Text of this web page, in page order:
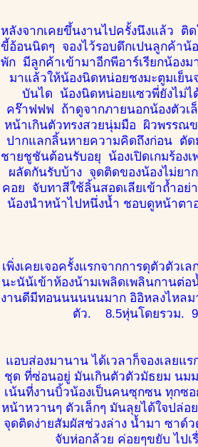
หลังจากเคยขึ้นงานไปครั้งนึงแล้ว ติ
ขี้อ้อนนิดๆ จองไว้รอบดึกเปนลูกค้าน้
พัก มีลูกค้าเข้ามาอีกพีอาร์เรียกน้อง
มาแล้วให้น้องนิดหน่อยชงมะตูมเย็
บันได น้องนิดหน่อยแซวพี่ยังไม่ไ
คร๊าฟฟฟ ถ้าดูจากภายนอกน้องตัวเ
หน้าเกินตัวทรงสวยนุ่มมือ ผิวพรรณข
ปากแลกลิ้นหายความคิดถึงก่อน ตัด
ชายชูชันต้อนรับอยุ น้องเปิดเกมร้อง
ผลัดกันรับบ้าง จุดติดของน้องไม่ยา
คอย จับทาสีใช้ลิ้นสอดเลียเข้าถ้ำอย่
น้องนำหน้าไปหนึ่งน้ำ ชอบดูหน้าตา
เพิ่งเคยเจอครั้งแรกจากการดุตัวตัว
นะนัน้เข้าห้องน้ามเพลิดเพลินกานต่
งานดีมีทอนนนนนนมาก อิอิหลงไหล
ตัว. 8.5หุ่นโดยรวม. 9
แอบส่องมานาน ได้เวลาก็จองเลยแ
ชุด ที่ซ่อนอยู่ มันเกินตัวตัวมัธยม นม
เน้นที่งานบิ้วน้องเป็นคนซุกซน ทุกซ
หน้าหวานๆ ตัวเล็กๆ มันลุยได้ใจปล่อ
จุดติดง่ายสัมผัสช่วงล่าง น้ำมา ซาด์ว
จับห่อกล้วย ค่อยๆขยับ ไป